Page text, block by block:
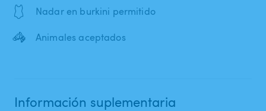
🩱 Nadar en burkini permitido
🦓 Animales aceptados
Información suplementaria